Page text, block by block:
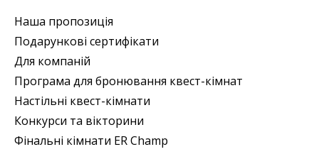
Наша пропозиція
Подарункові сертифікати
Для компаній
Програма для бронювання квест-кімнат
Настільні квест-кімнати
Конкурси та вікторини
Фінальні кімнати ER Champ